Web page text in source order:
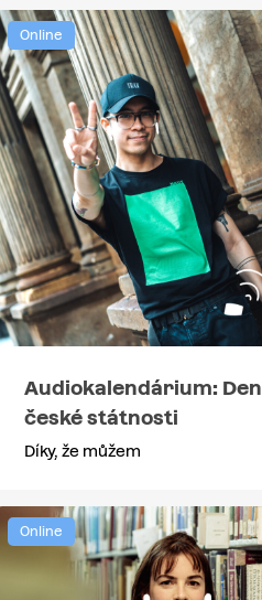
Online
Audiokalendárium: Den
české státnosti
Díky, že můžem
Online